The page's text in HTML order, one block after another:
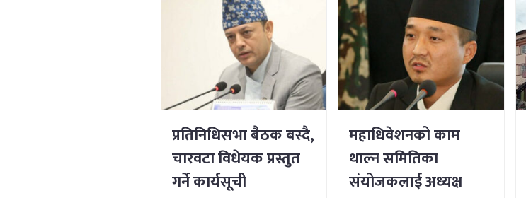
प्रतिनिधिसभा बैठक बस्दै,
चारवटा विधेयक प्रस्तुत
गर्ने कार्यसूची
महाधिवेशनको काम
थाल्न समितिका
संयोजकलाई अध्यक्ष